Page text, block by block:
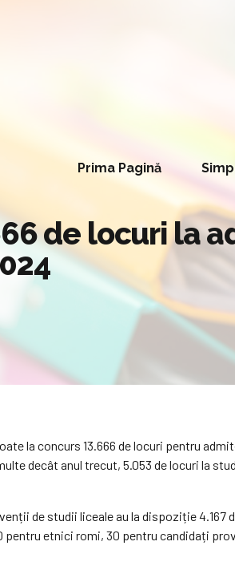
Prima Pagină
de locuri la
la concurs 13.666 de locuri pentru
decât anul trecut, 5.053 de locuri la
de studii liceale au la dispoziție 4.167
pentru etnici romi, 30 pentru candidați